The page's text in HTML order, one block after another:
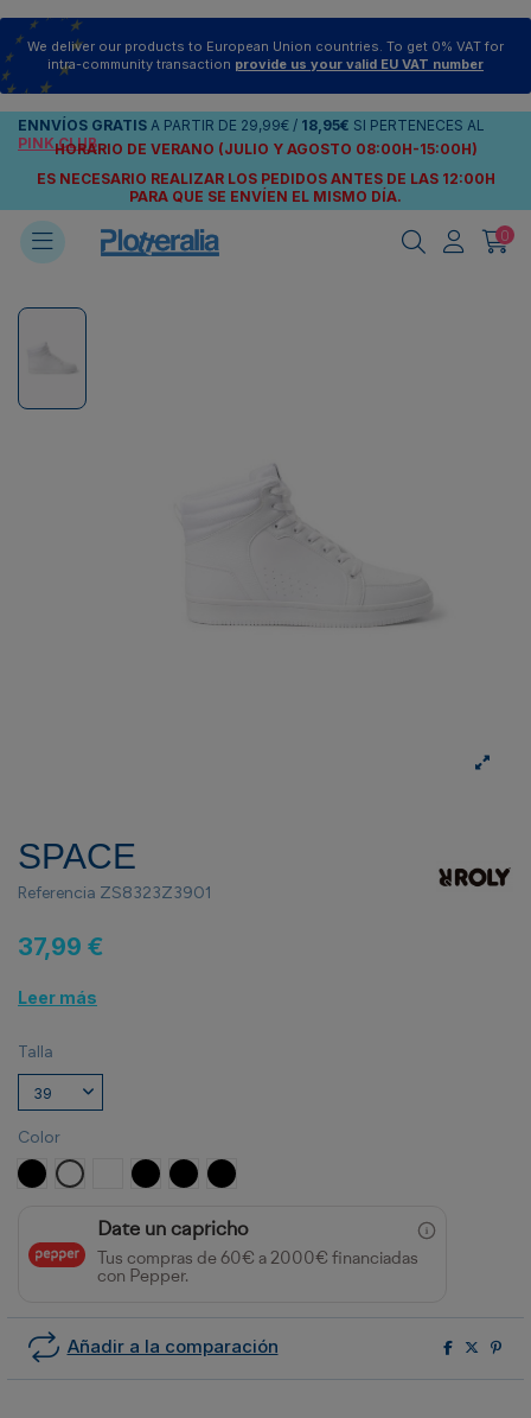
We deliver our products to European Union countries. To get 0% VAT for
intra-community transaction provide us your valid EU VAT number
ENNVÍOS GRATIS A PARTIR DE 29,99€ / 18,95€ SI PERTENECES AL
PINK CLUB
HORARIO DE VERANO (JULIO Y AGOSTO 08:00H-15:00H)
ES NECESARIO REALIZAR LOS PEDIDOS ANTES DE LAS 12:00H
PARA QUE SE ENVÍEN EL MISMO DÍA.
0
SPACE
Referencia ZS8323Z3901
37,99 €
Leer más
Talla
Color
NEGROBLANCOBLANCO/MARINO
NEGRO/BLANCO/ROYAL
NEGRO/BLANCO/VERDE BOTELLA
NEGRO/BLANCO/ROJO
Date un capricho
Tus compras de 60€ a 2000€ financiadas
con Pepper.
Añadir a la comparación